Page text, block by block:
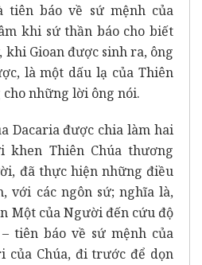
tiên báo về sứ mệnh của
khi sứ thần báo cho biết
khi Gioan được sinh ra, ông
là một dấu lạ của Thiên
những lời ông nói.
Dacaria được chia làm hai
khen Thiên Chúa thương
đã thực hiện những điều
với các ngôn sứ; nghĩa là,
Một của Người đến cứu độ
tiên báo về sứ mệnh của
của Chúa, đi trước để dọn